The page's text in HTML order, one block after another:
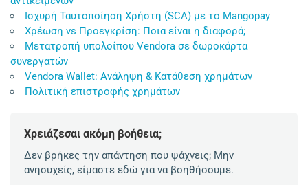
Ισχυρή Ταυτοποίηση Χρήστη (SCA) με το Mangopay
Χρέωση vs Προεγκρίση: Ποια είναι η διαφορά;
Μετατροπή υπολοίπου Vendora σε δωροκάρτα
συνεργατών
Vendora Wallet: Ανάληψη & Κατάθεση χρημάτων
Πολιτική επιστροφής χρημάτων
Χρειάζεσαι ακόμη βοήθεια;
Δεν βρήκες την απάντηση που ψάχνεις; Μην
ανησυχείς, είμαστε εδώ για να βοηθήσουμε.